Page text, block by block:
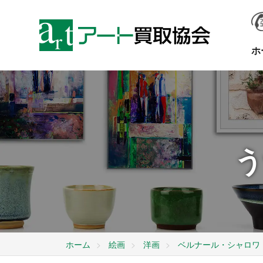
ホ
ホーム 絵画 洋画 ベルナール・シャロワ